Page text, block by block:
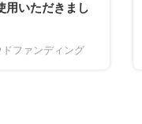
用いただきまし
ドファンディング